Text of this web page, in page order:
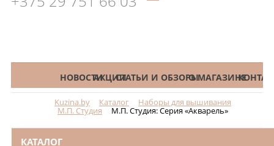
КАТАЛОГНОВОСТИАКЦИИСТАТЬИ И ОБЗОРЫО МАГАЗИНЕ
Kuzina.by Каталог Наборы для вышивания
М.П. Студия М.П. Студия: Серия «Акварель»
КАТАЛОГ